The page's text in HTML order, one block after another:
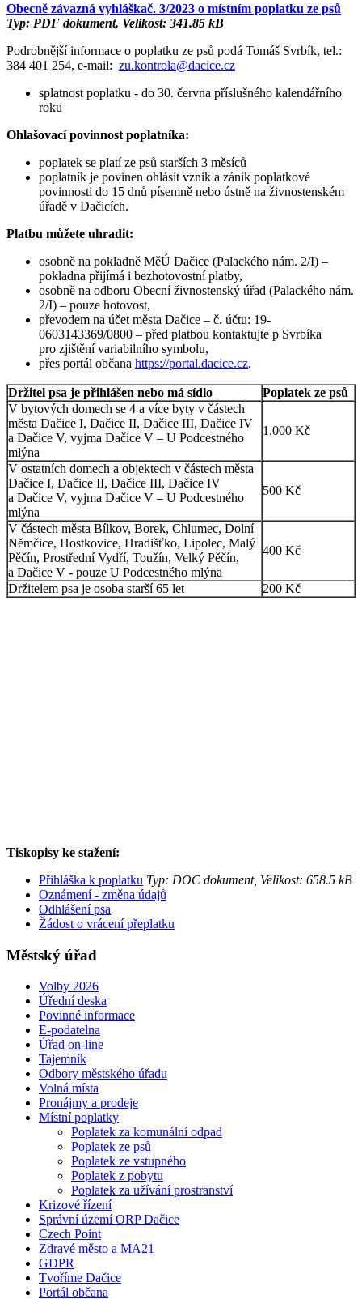
Obecně závazná vyhláškač. 3/2023 o místním poplatku ze psů
Typ: PDF dokument, Velikost: 341.85 kB
Podrobnější informace o poplatku ze psů podá Tomáš Svrbík, tel.:
384 401 254, e-mail: zu.kontrola@dacice.cz
splatnost poplatku - do 30. června příslušného kalendářního
roku
Ohlašovací povinnost poplatníka:
poplatek se platí ze psů starších 3 měsíců
poplatník je povinen ohlásit vznik a zánik poplatkové
povinnosti do 15 dnů písemně nebo ústně na živnostenském
úřadě v Dačicích.
Platbu můžete uhradit:
osobně na pokladně MěÚ Dačice (Palackého nám. 2/I) –
pokladna přijímá i bezhotovostní platby,
osobně na odboru Obecní živnostenský úřad (Palackého nám.
2/I) – pouze hotovost,
převodem na účet města Dačice – č. účtu: 19-
0603143369/0800 – před platbou kontaktujte p Svrbíka
pro zjištění variabilního symbolu,
přes portál občana https://portal.dacice.cz.
Držitel psa je přihlášen nebo má sídlo
Poplatek ze psů
V bytových domech se 4 a více byty v částech
města Dačice I, Dačice II, Dačice III, Dačice IV
a Dačice V, vyjma Dačice V – U Podcestného
mlýna
1.000 Kč
V ostatních domech a objektech v částech města
Dačice I, Dačice II, Dačice III, Dačice IV
a Dačice V, vyjma Dačice V – U Podcestného
mlýna
500 Kč
V částech města Bílkov, Borek, Chlumec, Dolní
Němčice, Hostkovice, Hradišťko, Lipolec, Malý
Pěčín, Prostřední Vydří, Toužín, Velký Pěčín,
a Dačice V - pouze U Podcestného mlýna
400 Kč
Držitelem psa je osoba starší 65 let 200 Kč
Tiskopisy ke stažení:
Přihláška k poplatku Typ: DOC dokument, Velikost: 658.5 kB
Oznámení - změna údajů
Odhlášení psa
Žádost o vrácení přeplatku
Městský úřad
Volby 2026
Úřední deska
Povinné informace
E-podatelna
Úřad on-line
Tajemník
Odbory městského úřadu
Volná místa
Pronájmy a prodeje
Místní poplatky
Poplatek za komunální odpad
Poplatek ze psů
Poplatek ze vstupného
Poplatek z pobytu
Poplatek za užívání prostranství
Krizové řízení
Správní území ORP Dačice
Czech Point
Zdravé město a MA21
GDPR
Tvoříme Dačice
Portál občana